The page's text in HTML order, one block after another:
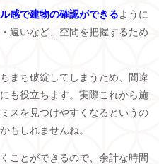
感で建物の確認ができるように
遠いなど、空間を把握するため
まち破綻してしまうため、間違
も役立ちます。実際これから施
スを見つけやすくなるというの
もしれませんね。
ことができるので、余計な時間